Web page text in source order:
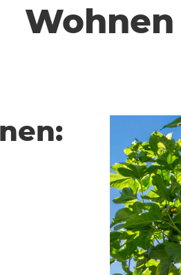
Wohnen